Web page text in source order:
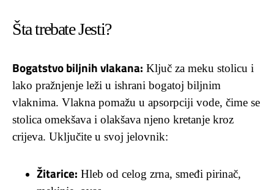
Šta trebate Jesti?
Bogatstvo biljnih vlakana: Ključ za meku stolicu i
lako pražnjenje leži u ishrani bogatoj biljnim
vlaknima. Vlakna pomažu u apsorpciji vode, čime se
stolica omekšava i olakšava njeno kretanje kroz
crijeva. Uključite u svoj jelovnik:
Žitarice: Hleb od celog zrna, smeđi pirinač,